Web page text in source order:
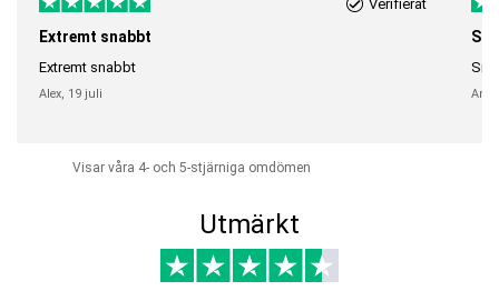
Verifierat
Extremt snabbt
Extremt snabbt
Alex, 19 juli
Visar våra 4- och 5-stjärniga omdömen
Utmärkt